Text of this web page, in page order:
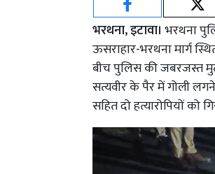
भरथना, इटावा।भरथना
ऊसराहार-भरथना मार्ग
बीच पुलिस की जबरजस्त
सत्यवीर के पैर में गोली
सहित दो हत्यारोपियों को